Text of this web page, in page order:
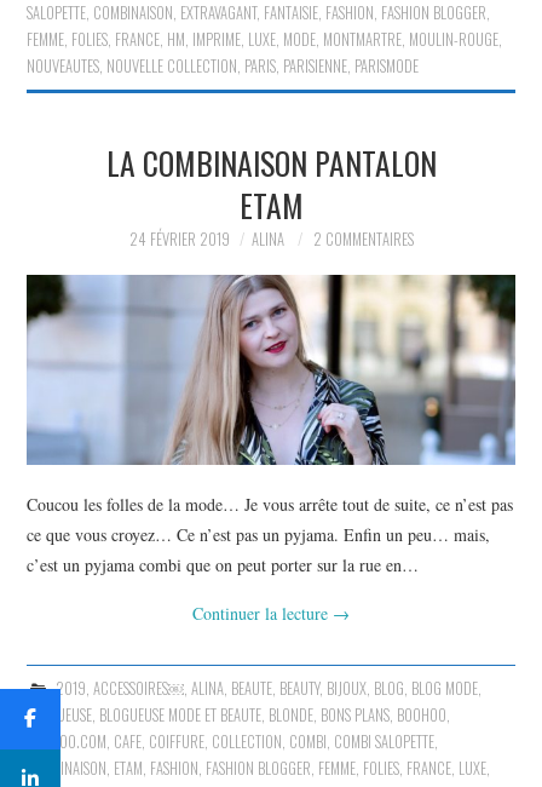
SALOPETTE, COMBINAISON, EXTRAVAGANT, FANTAISIE, FASHION, FASHION BLOGGER,
FEMME, FOLIES, FRANCE, HM, IMPRIME, LUXE, MODE, MONTMARTRE, MOULIN-ROUGE,
NOUVEAUTES, NOUVELLE COLLECTION, PARIS, PARISIENNE, PARISMODE
LA COMBINAISON PANTALON
ETAM
24 FÉVRIER 2019 ALINA 2 COMMENTAIRES
Coucou les folles de la mode… Je vous arrête tout de suite, ce n’est pas
ce que vous croyez… Ce n’est pas un pyjama. Enfin un peu… mais,
c’est un pyjama combi que on peut porter sur la rue en…
Continuer la lecture →
2019, ACCESSOIRES￼, ALINA, BEAUTE, BEAUTY, BIJOUX, BLOG, BLOG MODE,
BLOGUEUSE, BLOGUEUSE MODE ET BEAUTE, BLONDE, BONS PLANS, BOOHOO,
BOOHOO.COM, CAFE, COIFFURE, COLLECTION, COMBI, COMBI SALOPETTE,
COMBINAISON, ETAM, FASHION, FASHION BLOGGER, FEMME, FOLIES, FRANCE, LUXE,